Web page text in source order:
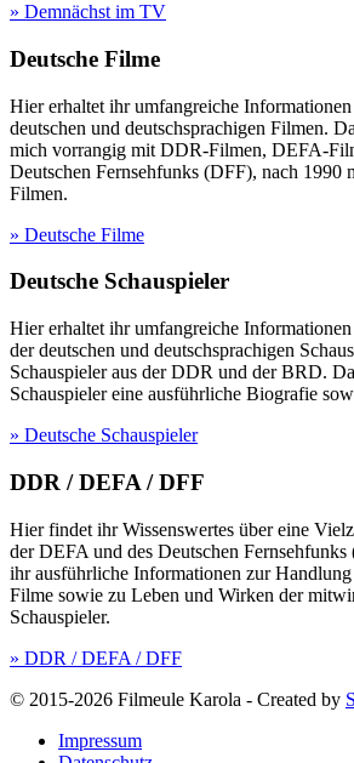
» Demnächst im TV
Deutsche Filme
Hier erhaltet ihr umfangreiche
deutschen und deutschsprachigen Filmen.
mich vorrangig mit DDR-Filmen, DEFA-
Deutschen Fernsehfunks (DFF), nach 1990
Filmen.
» Deutsche Filme
Deutsche Schauspieler
Hier erhaltet ihr umfangreiche
der deutschen und deutschsprachigen
Schauspieler aus der DDR und der BRD.
Schauspieler eine ausführliche Biografie
» Deutsche Schauspieler
DDR / DEFA / DFF
Hier findet ihr Wissenswertes über eine
der DEFA und des Deutschen
ihr ausführliche Informationen zur
Filme sowie zu Leben und Wirken der
Schauspieler.
» DDR / DEFA / DFF
© 2015-2026 Filmeule Karola - Created by
Impressum